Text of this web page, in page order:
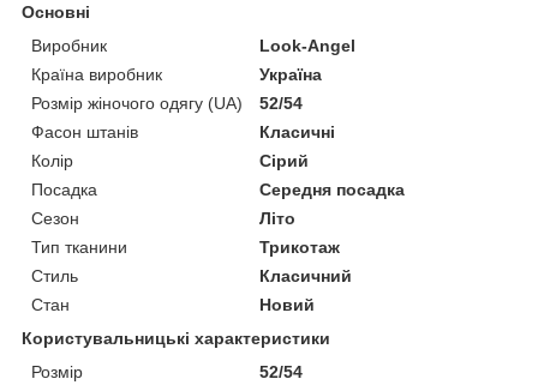
Основні
Виробник
Look-Angel
Країна виробник
Україна
Розмір жіночого одягу (UA)
52/54
Фасон штанів
Класичні
Колір
Сірий
Посадка
Середня посадка
Сезон
Літо
Тип тканини
Трикотаж
Стиль
Класичний
Стан
Новий
Користувальницькі характеристики
Розмір
52/54